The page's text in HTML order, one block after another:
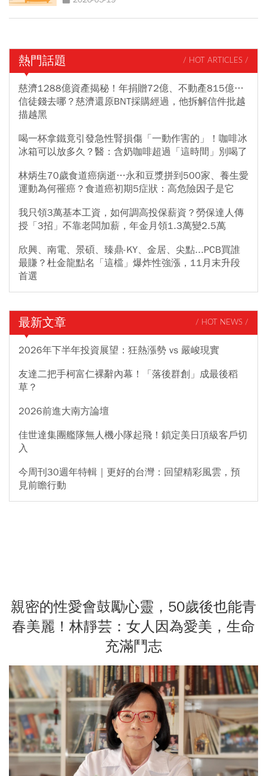
熱門話題 / HOT ARTICLES /
慈濟1288億資產揭秘！年捐贈72億、不動產815億…
信徒錢去哪？慈濟還原BNT採購經過，他拆解信件批越
描越黑
喝一杯拿鐵竟引發急性腎損傷「一動作害的」！咖啡冰
冰箱可以放多久？醫：含奶咖啡超過「這時間」別喝了
林炳生70歲食道癌病逝…永和豆漿拼到500家、養生愛
運動為何罹癌？食道癌初期5症狀：高危險因子是它
我只領3萬基本工資，如何調高投保薪資？勞保達人傳
授「3招」不靠老闆加薪，年金月領1.3萬變2.5萬
欣興、南電、景碩、臻鼎-KY、金居、尖點...PCB買誰
最賺？杜金龍點名「這檔」爆炸性強漲，11月末升段
首選
最新文章 / HOT NEWS /
2026年下半年投資展望：狂熱漲勢 vs 嚴峻現實
友達二把手柯富仁裸辭內幕！「落後群創」成最後稻
草？
2026前進大南方論壇
佳世達集團艦隊無人機小隊起飛！鎖定美日頂級客戶切
入
今周刊30週年特輯｜更好的台灣：回望精彩風雲，預
見前瞻行動
親密的性愛會鼓勵心靈，50歲後也能青
春美麗！林靜芸：女人因為愛美，生命
充滿鬥志